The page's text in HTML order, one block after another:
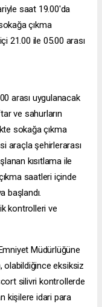
saat 19.00'da
çıkma
21.00 ile 05.00 arası
arası uygulanacak
ve sahurların
sokağa çıkma
araçla şehirlerarası
kısıtlama ile
saatleri içinde
başlandı.
kontrolleri ve
Müdürlüğüne
olabildiğince eksiksiz
silivri kontrollerde
kişilere idari para